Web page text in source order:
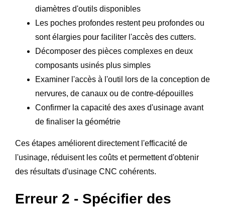
diamètres d'outils disponibles
Les poches profondes restent peu profondes ou
sont élargies pour faciliter l'accès des cutters.
Décomposer des pièces complexes en deux
composants usinés plus simples
Examiner l'accès à l'outil lors de la conception de
nervures, de canaux ou de contre-dépouilles
Confirmer la capacité des axes d'usinage avant
de finaliser la géométrie
Ces étapes améliorent directement l'efficacité de
l'usinage, réduisent les coûts et permettent d'obtenir
des résultats d'usinage CNC cohérents.
Erreur 2 - Spécifier des